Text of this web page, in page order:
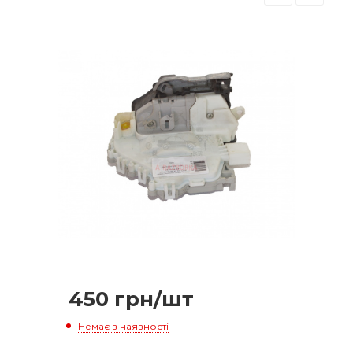
450 грн/шт
Немає в наявності